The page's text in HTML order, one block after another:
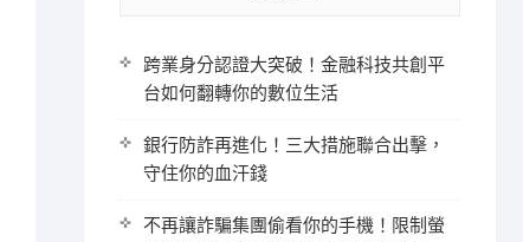
跨業身分認證大突破！金融科技共創平
台如何翻轉你的數位生活
銀行防詐再進化！三大措施聯合出擊，
守住你的血汗錢
不再讓詐騙集團偷看你的手機！限制螢